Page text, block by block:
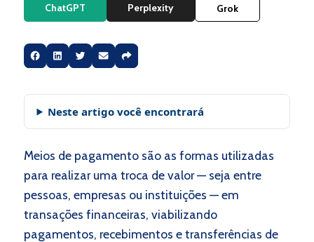
ChatGPT Perplexity Grok
Neste artigo você encontrará
Meios de pagamento são as formas utilizadas
para realizar uma troca de valor — seja entre
pessoas, empresas ou instituições — em
transações financeiras, viabilizando
pagamentos, recebimentos e transferências de